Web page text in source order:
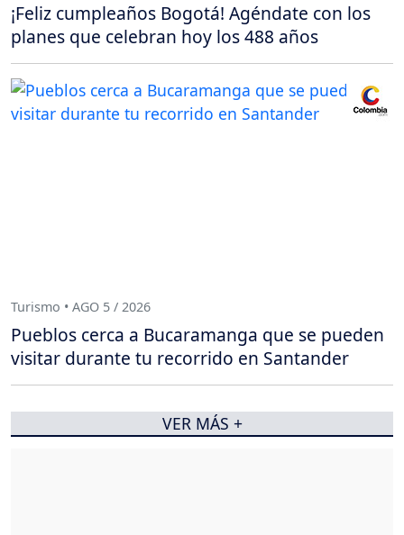
¡Feliz cumpleaños Bogotá! Agéndate con los
planes que celebran hoy los 488 años
Turismo • AGO 5 / 2026
Pueblos cerca a Bucaramanga que se pueden
visitar durante tu recorrido en Santander
VER MÁS +